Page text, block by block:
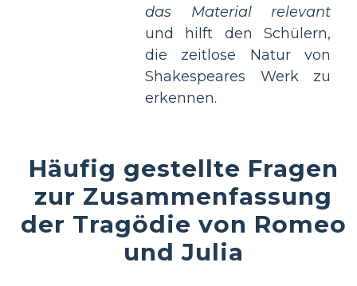
das Material relevant
und hilft den Schülern,
die zeitlose Natur von
Shakespeares Werk zu
erkennen.
Häufig gestellte Fragen
zur Zusammenfassung
der Tragödie von Romeo
und Julia